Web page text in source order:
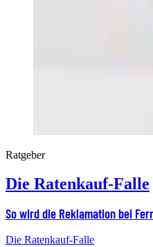
Ratgeber
Die Ratenkauf-Falle
So wird die Reklamation bei
Die Ratenkauf-Falle